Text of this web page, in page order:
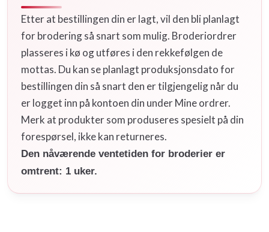
Etter at bestillingen din er lagt, vil den bli planlagt
for brodering så snart som mulig. Broderiordrer
plasseres i kø og utføres i den rekkefølgen de
mottas. Du kan se planlagt produksjonsdato for
bestillingen din så snart den er tilgjengelig når du
er logget inn på kontoen din under Mine ordrer.
Merk at produkter som produseres spesielt på din
forespørsel, ikke kan returneres.
Den nåværende ventetiden for broderier er
omtrent: 1 uker.